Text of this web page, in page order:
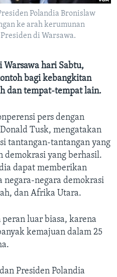
Polandia Bronislaw
ke arah kerumunan
di Warsawa.
Warsawa hari Sabtu,
bagi kebangkitan
dan tempat-tempat lain.
pers dengan
Tusk, mengatakan
tantangan-tantangan yang
demokrasi yang berhasil.
dapat memberikan
negara-negara demokrasi
dan Afrika Utara.
peran luar biasa, karena
kemajuan dalam 25
Presiden Polandia